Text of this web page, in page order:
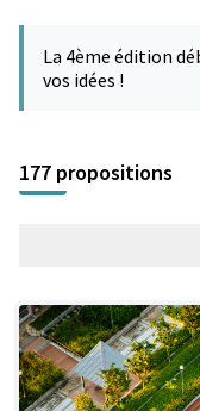
−
La 4ème édition
vos idées !
177 propositions